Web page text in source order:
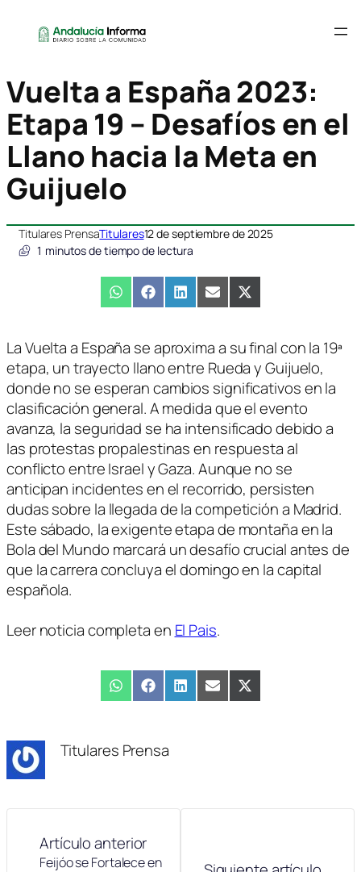
Vuelta a España 2023:
Etapa 19 – Desafíos en el
Llano hacia la Meta en
Guijuelo
Titulares PrensaTitulares12 de septiembre de 2025
1 minutos de tiempo de lectura
Compartir
en
WhatsAppCompartir
en
FacebookCompartir
en
LinkedInCompartir
en
EmailCompartir
en
X
(Twitter)
La Vuelta a España se aproxima a su final con la 19ª
etapa, un trayecto llano entre Rueda y Guijuelo,
donde no se esperan cambios significativos en la
clasificación general. A medida que el evento
avanza, la seguridad se ha intensificado debido a
las protestas propalestinas en respuesta al
conflicto entre Israel y Gaza. Aunque no se
anticipan incidentes en el recorrido, persisten
dudas sobre la llegada de la competición a Madrid.
Este sábado, la exigente etapa de montaña en la
Bola del Mundo marcará un desafío crucial antes de
que la carrera concluya el domingo en la capital
española.
Leer noticia completa en El Pais.
Compartir
en
WhatsAppCompartir
en
FacebookCompartir
en
LinkedInCompartir
en
EmailCompartir
en
X
(Twitter)
Titulares Prensa
Artículo anterior
Feijóo se Fortalece en